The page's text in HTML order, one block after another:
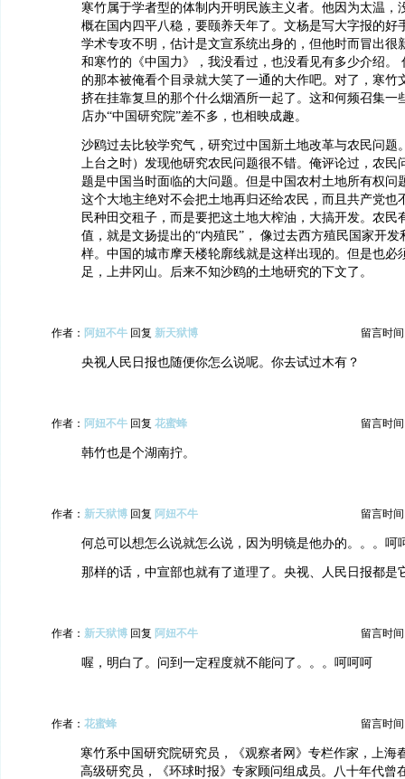
寒竹属于学者型的体制内开明民族主义者。他因为太温，
概在国内四平八稳，要颐养天年了。文杨是写大字报的好
学术专攻不明，估计是文宣系统出身的，但他时而冒出很
和寒竹的《中国力》，我没看过，也没看见有多少介绍。
的那本被俺看个目录就大笑了一通的大作吧。对了，寒竹
挤在挂靠复旦的那个什么烟酒所一起了。这和何频召集一
店办“中国研究院”差不多，也相映成趣。
沙鸥过去比较学究气，研究过中国新土地改革与农民问题
上台之时）发现他研究农民问题很不错。俺评论过，农民
题是中国当时面临的大问题。但是中国农村土地所有权问
这个大地主绝对不会把土地再归还给农民，而且共产党也
民种田交租子，而是要把这土地大榨油，大搞开发。农民
值，就是文扬提出的“内殖民”， 像过去西方殖民国家开
样。中国的城市摩天楼轮廓线就是这样出现的。但是也必
足，上井冈山。后来不知沙鸥的土地研究的下文了。
作者： 阿妞不牛 回复 新天狱博 留言时间
央视人民日报也随便你怎么说呢。你去试过木有？
作者： 阿妞不牛 回复 花蜜蜂 留言时间
韩竹也是个湖南拧。
作者： 新天狱博 回复 阿妞不牛 留言时间
何总可以想怎么说就怎么说，因为明镜是他办的。。。呵
那样的话，中宣部也就有了道理了。央视、人民日报都是
作者： 新天狱博 回复 阿妞不牛 留言时间
喔，明白了。问到一定程度就不能问了。。。呵呵呵
作者： 花蜜蜂 留言时间
寒竹系中国研究院研究员，《观察者网》专栏作家，上海
高级研究员，《环球时报》专家顾问组成员。八十年代曾